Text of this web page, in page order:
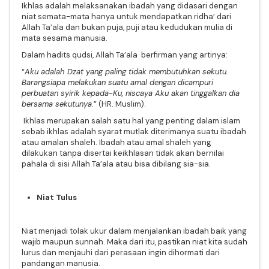
Ikhlas adalah melaksanakan ibadah yang didasari dengan
niat semata-mata hanya untuk mendapatkan ridha’ dari
Allah Ta’ala dan bukan puja, puji atau kedudukan mulia di
mata sesama manusia.
Dalam hadits qudsi, Allah Ta’ala berfirman yang artinya:
“Aku adalah Dzat yang paling tidak membutuhkan sekutu.
Barangsiapa melakukan suatu amal dengan dicampuri
perbuatan syirik kepada-Ku, niscaya Aku akan tinggalkan dia
bersama sekutunya.” (HR. Muslim).
Ikhlas merupakan salah satu hal yang penting dalam islam
sebab ikhlas adalah syarat mutlak diterimanya suatu ibadah
atau amalan shaleh. Ibadah atau amal shaleh yang
dilakukan tanpa disertai keikhlasan tidak akan bernilai
pahala di sisi Allah Ta’ala atau bisa dibilang sia-sia.
Niat Tulus
Niat menjadi tolak ukur dalam menjalankan ibadah baik yang
wajib maupun sunnah. Maka dari itu, pastikan niat kita sudah
lurus dan menjauhi dari perasaan ingin dihormati dari
pandangan manusia.